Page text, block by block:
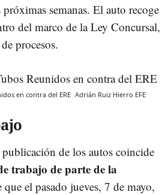
próximas semanas. El auto recoge
del marco de la Ley Concursal,
procesos.
en contra del ERE Adrián Ruiz Hierro EFE
de los autos coincide
trabajo de parte de la
que el pasado jueves, 7 de mayo,